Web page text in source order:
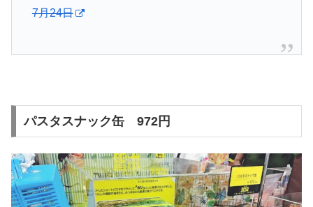
7月24日
パスタスナック缶 972円